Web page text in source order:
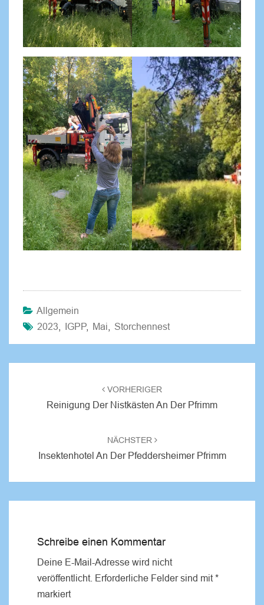
Allgemein
2023
IGPP, Mai Storchennest
VORHERIGER
Reinigung Der Nistkästen An Der Pfrimm
NÄCHSTER
Insektenhotel An Der Pfeddersheimer Pfrimm
Schreibe einen Kommentar
Deine E-Mail-Adresse wird nicht
veröffentlicht. Erforderliche Felder sind mit*
markiert